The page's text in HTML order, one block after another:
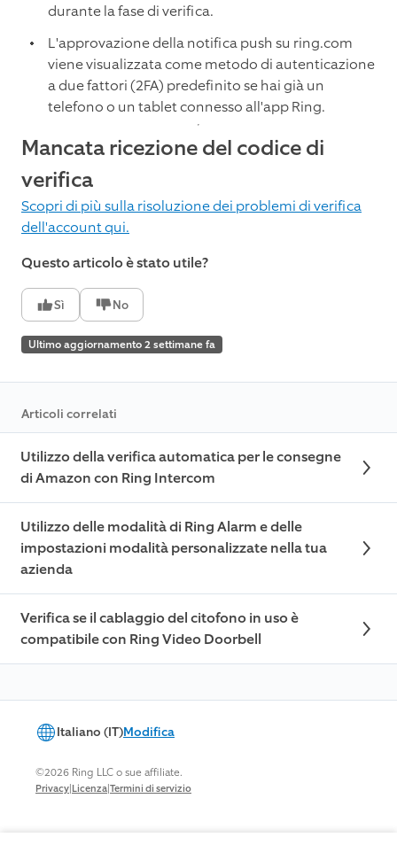
durante la fase di verifica.
L'approvazione della notifica push su ring.com
viene visualizzata come metodo di autenticazione
a due fattori (2FA) predefinito se hai già un
telefono o un tablet connesso all'app Ring.
Mancata ricezione del codice di
verifica
Scopri di più sulla risoluzione dei problemi di verifica
dell'account qui.
Questo articolo è stato utile?
Sì No
Ultimo aggiornamento 2 settimane fa
Articoli correlati
Utilizzo della verifica automatica per le consegne
di Amazon con Ring Intercom
Utilizzo delle modalità di Ring Alarm e delle
impostazioni modalità personalizzate nella tua
azienda
Verifica se il cablaggio del citofono in uso è
compatibile con Ring Video Doorbell
Italiano (IT)Modifica
©2026 Ring LLC o sue affiliate.
Privacy|Licenza|Termini di servizio